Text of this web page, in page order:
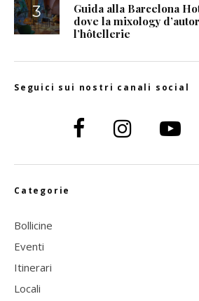
Guida alla Barcelona
dove la mixology
l’hôtellerie
Seguici sui nostri canali social
Categorie
Bollicine
Eventi
Itinerari
Locali